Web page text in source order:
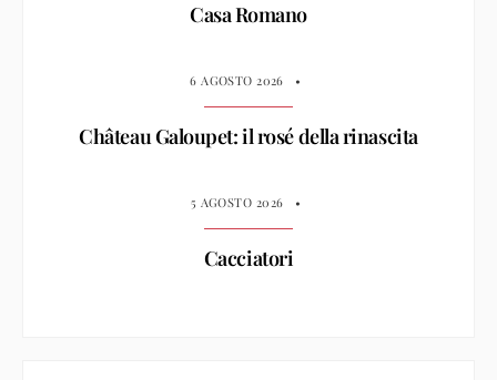
Casa Romano
6 AGOSTO 2026 •
Château Galoupet: il rosé della rinascita
5 AGOSTO 2026 •
Cacciatori